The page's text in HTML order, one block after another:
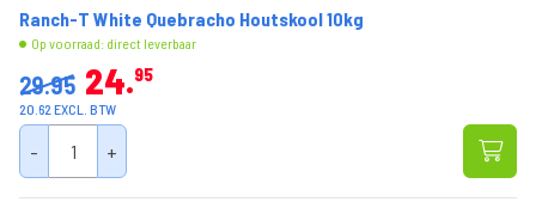
Ranch-T White Quebracho Houtskool 10kg
Op voorraad: direct leverbaar
29.95 24 95
20.62 EXCL. BTW
- +